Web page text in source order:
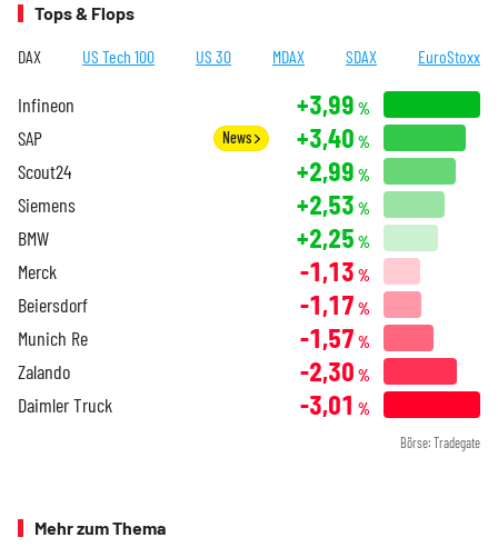
Tops & Flops
DAX US Tech 100 US 30 MDAX SDAX EuroStoxx
Infineon +3,99 %
SAP News +3,40 %
Scout24 +2,99 %
Siemens +2,53 %
BMW +2,25 %
Merck -1,13 %
Beiersdorf -1,17 %
Munich Re -1,57 %
Zalando -2,30 %
Daimler Truck -3,01 %
Börse: Tradegate
Mehr zum Thema